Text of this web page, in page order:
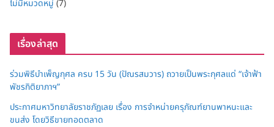
ไม่มีหมวดหมู่ (7)
เรื่องล่าสุด
ร่วมพิธีบำเพ็ญกุศล ครบ 15 วัน (ปัณรสมวาร) ถวายเป็นพระกุศลแด่ “เจ้าฟ้า
พัชรกิติยาภาฯ”
ประกาศมหาวิทยาลัยราชภัฏเลย เรื่อง การจำหน่ายครุภัณฑ์ยานพาหนะและ
ขนส่ง โดยวิธีขายทอดตลาด